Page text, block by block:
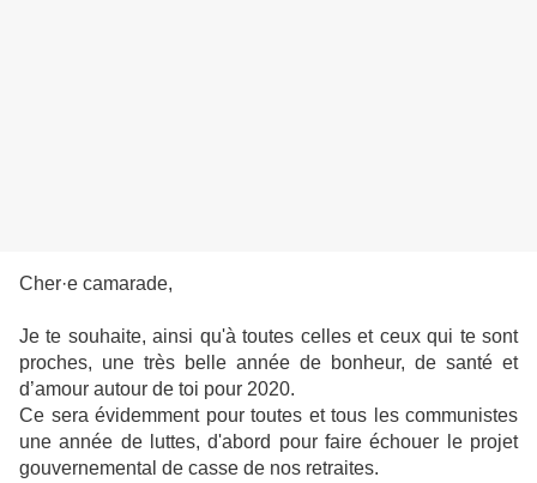
Cher·e camarade,
Je te souhaite, ainsi qu'à toutes celles et ceux qui te sont
proches, une très belle année de bonheur, de santé et
d’amour autour de toi pour 2020.
Ce sera évidemment pour toutes et tous les communistes
une année de luttes, d'abord pour faire échouer le projet
gouvernemental de casse de nos retraites.